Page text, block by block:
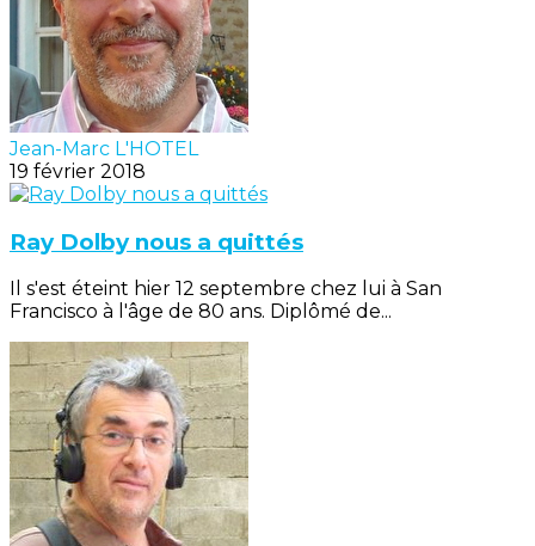
Jean-Marc L'HOTEL
19 février 2018
Ray Dolby nous a quittés
Il s'est éteint hier 12 septembre chez lui à San
Francisco à l'âge de 80 ans. Diplômé de...